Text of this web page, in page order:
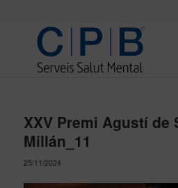
XXV Premi Agustí de
Millán_11
25/11/2024